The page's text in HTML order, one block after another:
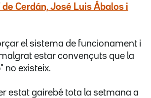
Cerdán, José Luis Ábalos i
el sistema de funcionament i
estar convençuts que la
no existeix.
estat gairebé tota la setmana a